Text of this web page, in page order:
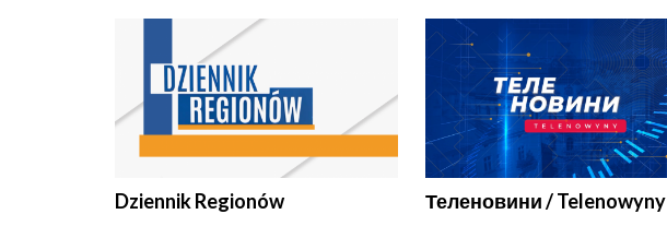
Dziennik Regionów Теленовини / Telenowyny